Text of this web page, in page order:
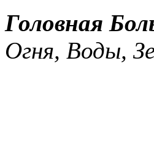
Головная
Огня, Воды,